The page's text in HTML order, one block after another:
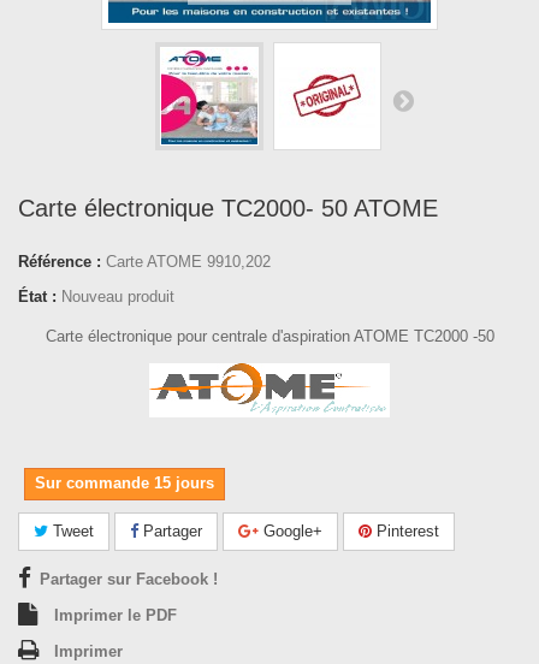
Carte électronique TC2000- 50 ATOME
Référence : Carte ATOME 9910,202
État : Nouveau produit
Carte électronique pour centrale d'aspiration ATOME TC2000 -50
Sur commande 15 jours
Tweet Partager Google+ Pinterest
Partager sur Facebook !
Imprimer le PDF
Imprimer